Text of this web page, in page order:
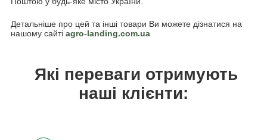
Детальніше про цей та інші товари Ви можете дізнатися на
нашому сайті agro-landing.com.ua
Які переваги отримують
наші клієнти: